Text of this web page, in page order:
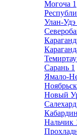
Могоча 1
Улан-Удэ
Темиртау
Сарань 1
Ямало-
Ноябрьск
Новый
Салехард
Нальчик